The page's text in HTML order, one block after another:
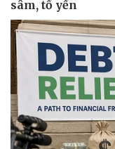
Pháp luật
Vụ án
Tin nóng
Tư vấn luật